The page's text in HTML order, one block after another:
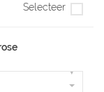
Selecteer
▾